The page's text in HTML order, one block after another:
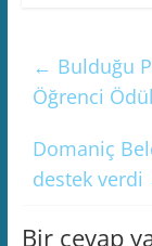
← Bulduğu
Öğrenci
Domaniç
destek verdi
Bir cevap